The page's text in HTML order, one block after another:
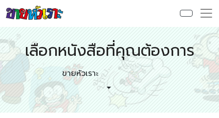
เลือกหนังสือที่คุณต้องการ
ขายหัวเราะ